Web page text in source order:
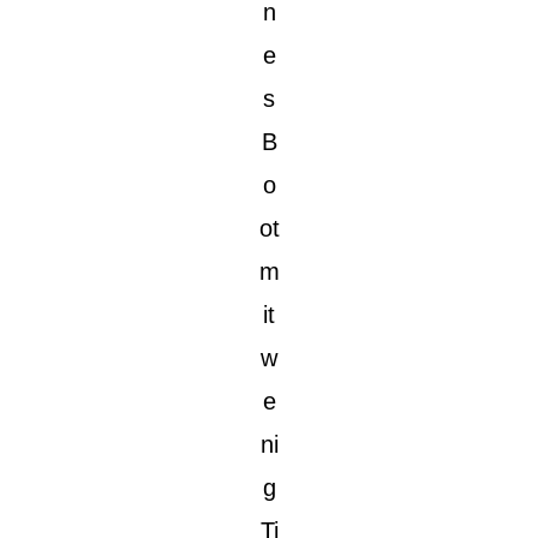
n
e
s
B
o
ot
m
it
w
e
ni
g
Ti